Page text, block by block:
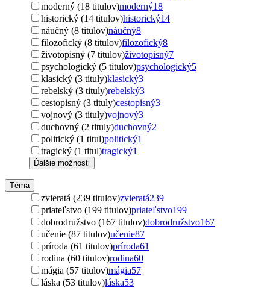
moderný (18 titulov)moderný18
historický (14 titulov)historický14
náučný (8 titulov)náučný8
filozofický (8 titulov)filozofický8
životopisný (7 titulov)životopisný7
psychologický (5 titulov)psychologický5
klasický (3 tituly)klasický3
rebelský (3 tituly)rebelský3
cestopisný (3 tituly)cestopisný3
vojnový (3 tituly)vojnový3
duchovný (2 tituly)duchovný2
politický (1 titul)politický1
tragický (1 titul)tragický1
Ďalšie možnosti
Téma
zvieratá (239 titulov)zvieratá239
priateľstvo (199 titulov)priateľstvo199
dobrodružstvo (167 titulov)dobrodružstvo167
učenie (87 titulov)učenie87
príroda (61 titulov)príroda61
rodina (60 titulov)rodina60
mágia (57 titulov)mágia57
láska (53 titulov)láska53